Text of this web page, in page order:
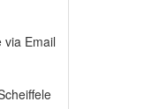
via Email